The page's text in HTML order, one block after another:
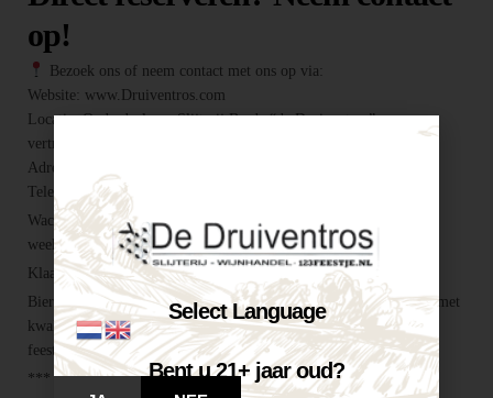
op!
Bezoek ons of neem contact met ons op via:
Website: www.Druiventros.com
Locatie: Onderdeel van Slijterij Breda “de Druiventros”, een
vertrouwd adres voor alles wat je feest compleet maakt.
Adres: Hoogeind 6, 4817 EM Breda
Telefoon / E-mail: 076 521 0026 / info@druiventros.com
Wacht niet te lang, want biertaps zijn vaak snel verhuurd in de
weekenden en zomermaanden! —
Klaar voor een geslaagd feest?
Biertap huren locatie Breda – snel geregeld via Druiventros.com, met
kwaliteit en service van Slijterij Breda “de Druiventros”. Laat het
feest maar komen!
***
Select Language
Bent u 21+ jaar oud?